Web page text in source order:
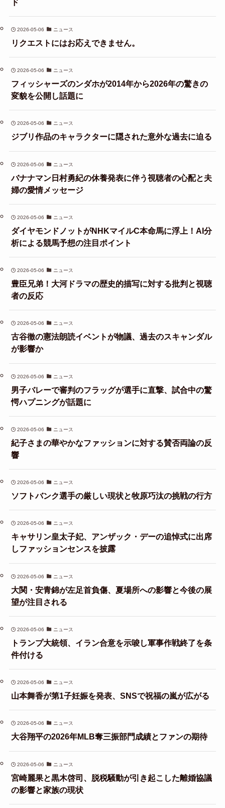
ド
2026-05-06 ニュース
リクエストにはお応えできません。
2026-05-06 ニュース
フィッシャーズのンダホが2014年から2026年の驚きの
変貌を公開し話題に
2026-05-06 ニュース
ジブリ作品のキャラクターに隠された意外な過去に迫る
2026-05-06 ニュース
バナナマン日村勇紀の休養発表に伴う視聴者の心配と夫
婦の愛情メッセージ
2026-05-06 ニュース
ダイヤモンドノットがNHKマイルC本命馬に浮上！AI分
析による競馬予想の注目ポイント
2026-05-06 ニュース
豊臣兄弟！大河ドラマの歴史的描写に対する批判と視聴
者の反応
2026-05-06 ニュース
古谷徹の憲法朗読イベントが物議、過去のスキャンダル
が影響か
2026-05-06 ニュース
男子バレーで審判のフラッグが選手に直撃、試合中の驚
愕ハプニングが話題に
2026-05-06 ニュース
紀子さまの華やかなファッションに対する賛否両論の反
響
2026-05-06 ニュース
ソフトバンク選手の厳しい現状と牧原巧汰の挑戦の行方
2026-05-06 ニュース
キャサリン皇太子妃、アンザック・デーの追悼式に出席
しファッションセンスを披露
2026-05-06 ニュース
大関・安青錦が左足首負傷、夏場所への影響と今後の展
望が注目される
2026-05-06 ニュース
トランプ大統領、イラン合意を示唆し軍事作戦終了を条
件付ける
2026-05-06 ニュース
山本舞香が第1子妊娠を発表、SNSで祝福の嵐が広がる
2026-05-06 ニュース
大谷翔平の2026年MLB奪三振部門成績とファンの期待
2026-05-06 ニュース
宮崎麗果と黒木啓司、脱税騒動が引き起こした離婚協議
の影響と家族の現状